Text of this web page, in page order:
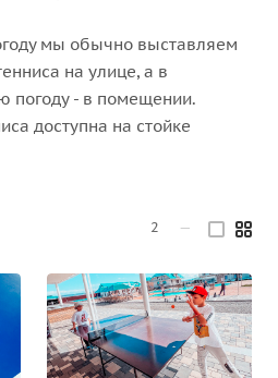
мы обычно выставляем
на улице, а в
погоду - в помещении.
доступна на стойке
2 —